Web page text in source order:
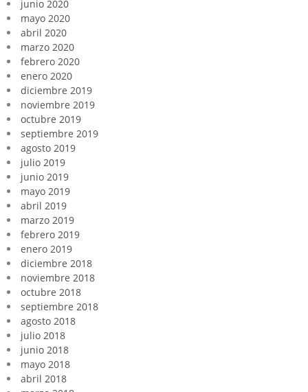
junio 2020
mayo 2020
abril 2020
marzo 2020
febrero 2020
enero 2020
diciembre 2019
noviembre 2019
octubre 2019
septiembre 2019
agosto 2019
julio 2019
junio 2019
mayo 2019
abril 2019
marzo 2019
febrero 2019
enero 2019
diciembre 2018
noviembre 2018
octubre 2018
septiembre 2018
agosto 2018
julio 2018
junio 2018
mayo 2018
abril 2018